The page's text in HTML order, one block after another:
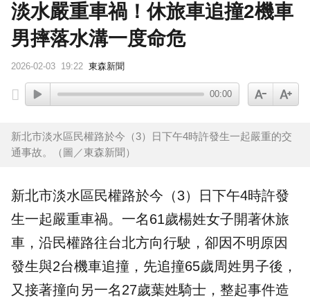
淡水嚴重車禍！休旅車追撞2機車
男摔落水溝一度命危
2026-02-03 19:22 東森新聞
00:00
新北市淡水區民權路於今（3）日下午4時許發生一起嚴重的交
通事故。（圖／東森新聞）
新北市淡水區民權路於今（3）日下午4時許發
生一起嚴重車禍。一名61歲楊姓女子開著休旅
車 ，沿民權路往台北方向行駛 ，卻因不明原因
發生與2台機車追撞，先追撞65歲周姓男子後，
又接著撞向另一名27歲葉姓騎士，整起事件造